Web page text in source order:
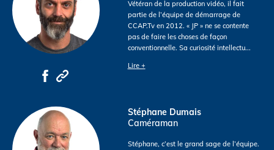
Vétéran de la production vidéo, il fait
partie de l’équipe de démarrage de
CCAP.Tv en 2012. « JP » ne se contente
pas de faire les choses de façon
conventionnelle. Sa curiosité intellectu...
Lire +
Stéphane Dumais
Caméraman
Stéphane, c’est le grand sage de l’équipe.